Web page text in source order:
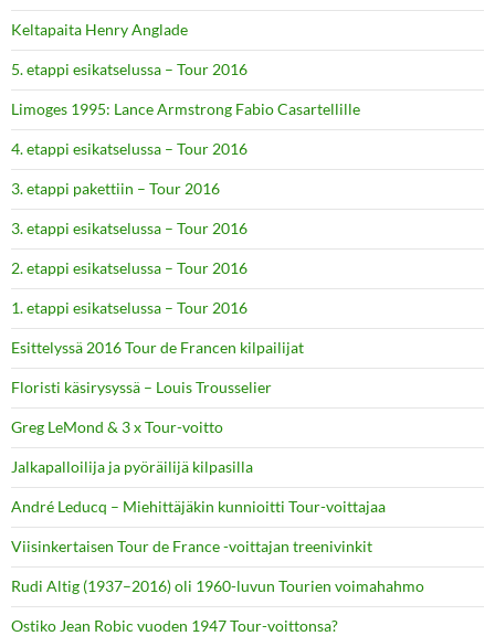
Keltapaita Henry Anglade
5. etappi esikatselussa – Tour 2016
Limoges 1995: Lance Armstrong Fabio Casartellille
4. etappi esikatselussa – Tour 2016
3. etappi pakettiin – Tour 2016
3. etappi esikatselussa – Tour 2016
2. etappi esikatselussa – Tour 2016
1. etappi esikatselussa – Tour 2016
Esittelyssä 2016 Tour de Francen kilpailijat
Floristi käsirysyssä – Louis Trousselier
Greg LeMond & 3 x Tour-voitto
Jalkapalloilija ja pyöräilijä kilpasilla
André Leducq – Miehittäjäkin kunnioitti Tour-voittajaa
Viisinkertaisen Tour de France -voittajan treenivinkit
Rudi Altig (1937–2016) oli 1960-luvun Tourien voimahahmo
Ostiko Jean Robic vuoden 1947 Tour-voittonsa?